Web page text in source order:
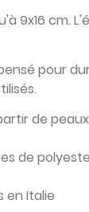
9x16 cm.
pour
de
de
en Italie